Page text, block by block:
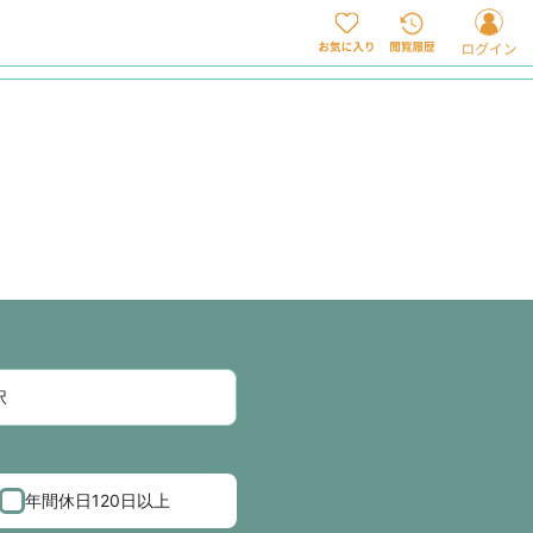
年間休日120日以上